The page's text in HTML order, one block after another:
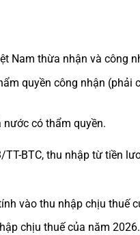
Nam thừa nhận và công
quyền công nhận (phải
có thẩm quyền.
BTC, thu nhập từ tiền
vào thu nhập chịu thuế
chịu thuế của năm 2026.